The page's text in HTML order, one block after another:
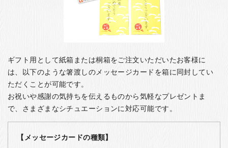
ギフト用として紙箱または桐箱をご注文いただいたお客様に
は、以下のような箸渡しのメッセージカードを箱に同封してい
ただくことが可能です。
お祝いや感謝の気持ちを伝えるものから気軽なプレゼントま
で、さまざまなシチュエーションに対応可能です。
【メッセージカードの種類】